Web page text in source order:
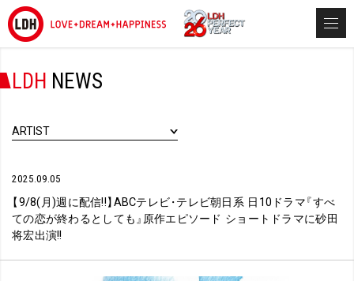
LDH NEWS
ARTIST
2025.09.05
【9/8(月)週に配信!!】ABCテレビ・テレビ朝日系 日10ドラマ『すべ
ての恋が終わるとしても』原作エピソード ショートドラマに砂田
将宏出演!!